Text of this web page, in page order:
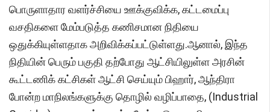
பொருளாதார வளர்ச்சியை ஊக்குவிக்க, கட்டமைப்பு
வசதிகளை மேம்படுத்த கணிசமான நிதியை
ஒதுக்கியுள்ளதாக அறிவிக்கப்பட்டுள்ளது.ஆனால், இந்த
நிதியின் பெரும் பகுதி தற்போது ஆட்சியிலுள்ள அரசின்
கூட்டணிக் கட்சிகள் ஆட்சி செய்யும் பிஹார், ஆந்திரா
போன்ற மாநிலங்களுக்கு தொழில் வழிப்பாதை, (Industrial